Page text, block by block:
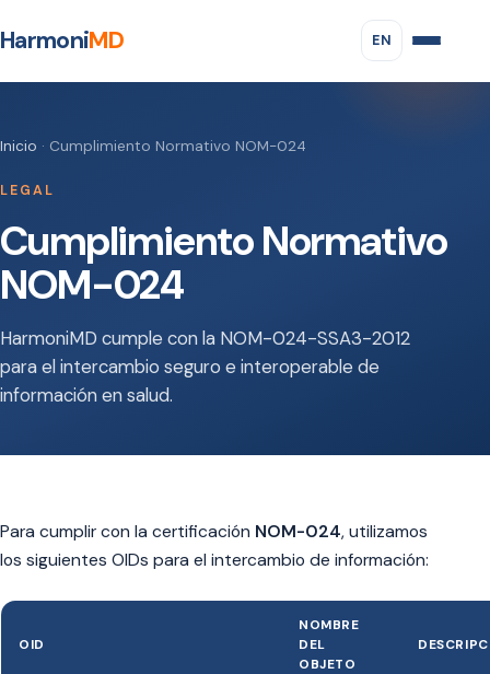
HarmoniMD EN
Inicio · Cumplimiento Normativo NOM-024
LEGAL
Cumplimiento Normativo
NOM-024
HarmoniMD cumple con la NOM-024-SSA3-2012
para el intercambio seguro e interoperable de
información en salud.
Para cumplir con la certificación NOM-024, utilizamos
los siguientes OIDs para el intercambio de información:
OID
NOMBRE
DEL
OBJETO